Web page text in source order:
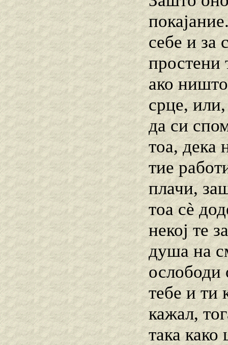
себе и за
простени
ако
срце,
да си
тоа, дека
тие
плачи,
тоа сѐ
некој те
душа на
ослободи
тебе и ти
кажал,
така